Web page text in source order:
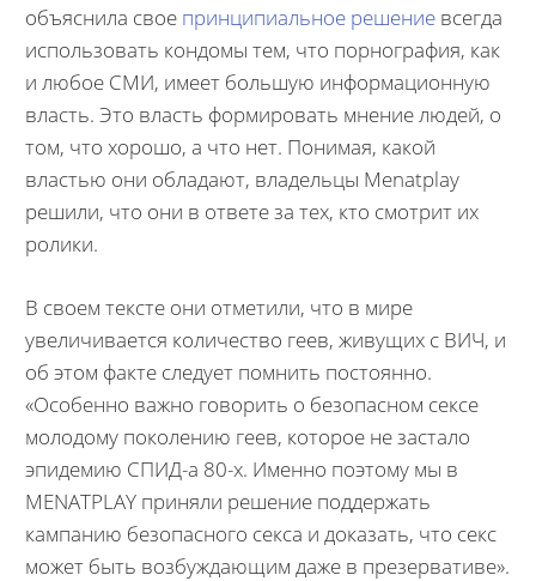
объяснила свое принципиальное решениевсегда
использовать кондомы тем, что порнография, как
и любое СМИ, имеет большую информационную
власть. Это власть формировать мнение людей, о
том, что хорошо, а что нет. Понимая, какой
властью они обладают, владельцы Menatplay
решили, что они в ответе за тех, кто смотрит их
ролики.
В своем тексте они отметили, что в мире
увеличивается количество геев, живущих с ВИЧ, и
об этом факте следует помнить постоянно.
«Особенно важно говорить о безопасном сексе
молодому поколению геев, которое не застало
эпидемию СПИД-а 80-х. Именно поэтому мы в
MENATPLAY приняли решение поддержать
кампанию безопасного секса и доказать, что секс
может быть возбуждающим даже в презервативе».